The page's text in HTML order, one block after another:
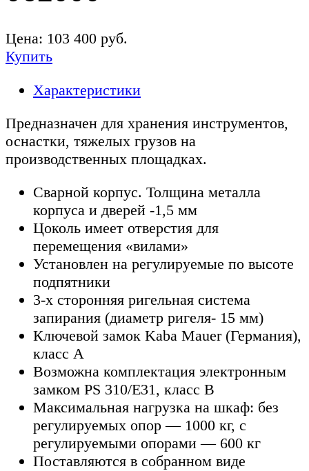
Цена: 103 400 руб.
Купить
Характеристики
Предназначен для хранения инструментов,
оснастки, тяжелых грузов на
производственных площадках.
Сварной корпус. Толщина металла
корпуса и дверей -1,5 мм
Цоколь имеет отверстия для
перемещения «вилами»
Установлен на регулируемые по высоте
подпятники
3-х сторонняя ригельная система
запирания (диаметр ригеля- 15 мм)
Ключевой замок Kaba Mauer (Германия),
класс A
Возможна комплектация электронным
замком PS 310/E31, класс В
Максимальная нагрузка на шкаф: без
регулируемых опор — 1000 кг, с
регулируемыми опорами — 600 кг
Поставляются в собранном виде